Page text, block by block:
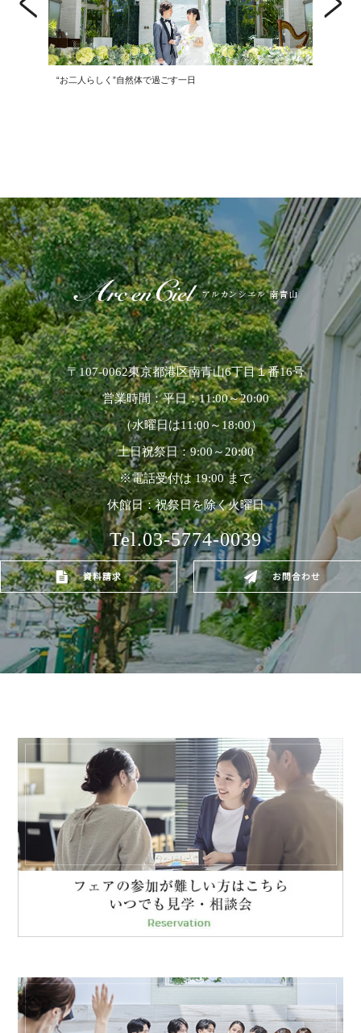
“お二人らしく”自然体で過ごす一日
〒107-0062東京都港区南青山6丁目１番16号
営業時間：平日：11:00～20:00
（水曜日は11:00～18:00）
土日祝祭日：9:00～20:00
※電話受付は 19:00 まで
休館日：祝祭日を除く火曜日
Tel.03-5774-0039